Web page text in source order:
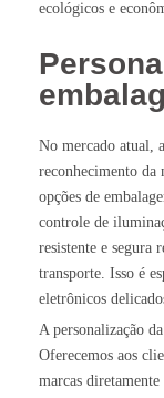
ecológicos e
No mercado atual,
reconhecimento da
opções de
controle de
resistente e segura
transporte. Isso é
eletrônicos
A personalização
Oferecemos aos
marcas